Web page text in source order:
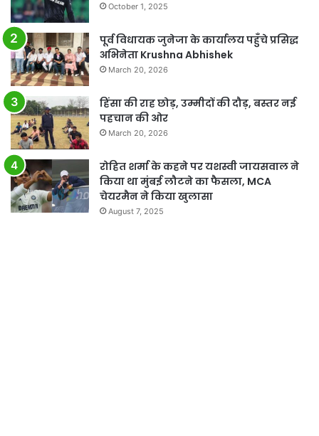
October 1, 2025
पूर्व विधायक जुनेजा के कार्यालय पहुँचे प्रसिद्ध
अभिनेता Krushna Abhishek
March 20, 2026
हिंसा की राह छोड़, उम्मीदों की दौड़, बस्तर नई
पहचान की ओर
March 20, 2026
रोहित शर्मा के कहने पर यशस्वी जायसवाल ने
किया था मुंबई लौटने का फैसला, MCA
चेयरमैन ने किया खुलासा
August 7, 2025